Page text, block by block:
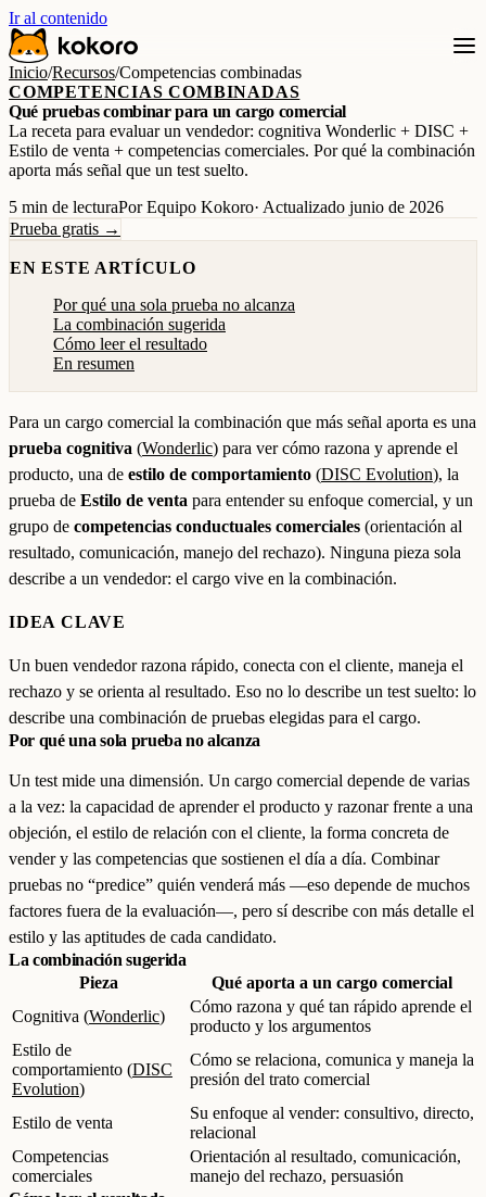
Ir al contenido
Inicio/Recursos/Competencias combinadas
COMPETENCIAS COMBINADAS
Qué pruebas combinar para un cargo comercial
La receta para evaluar un vendedor: cognitiva Wonderlic + DISC +
Estilo de venta + competencias comerciales. Por qué la combinación
aporta más señal que un test suelto.
5 min de lecturaPor Equipo Kokoro· Actualizado junio de 2026
Prueba gratis →
EN ESTE ARTÍCULO
Por qué una sola prueba no alcanza
La combinación sugerida
Cómo leer el resultado
En resumen
Para un cargo comercial la combinación que más señal aporta es una
prueba cognitiva (Wonderlic) para ver cómo razona y aprende el
producto, una de estilo de comportamiento (DISC Evolution), la
prueba de Estilo de venta para entender su enfoque comercial, y un
grupo de competencias conductuales comerciales (orientación al
resultado, comunicación, manejo del rechazo). Ninguna pieza sola
describe a un vendedor: el cargo vive en la combinación.
IDEA CLAVE
Un buen vendedor razona rápido, conecta con el cliente, maneja el
rechazo y se orienta al resultado. Eso no lo describe un test suelto: lo
describe una combinación de pruebas elegidas para el cargo.
Por qué una sola prueba no alcanza
Un test mide una dimensión. Un cargo comercial depende de varias
a la vez: la capacidad de aprender el producto y razonar frente a una
objeción, el estilo de relación con el cliente, la forma concreta de
vender y las competencias que sostienen el día a día. Combinar
pruebas no “predice” quién venderá más —eso depende de muchos
factores fuera de la evaluación—, pero sí describe con más detalle el
estilo y las aptitudes de cada candidato.
La combinación sugerida
Pieza
Qué aporta a un cargo comercial
Cognitiva (Wonderlic)
Cómo razona y qué tan rápido aprende el
producto y los argumentos
Estilo de
comportamiento (DISC
Evolution)
Cómo se relaciona, comunica y maneja la
presión del trato comercial
Estilo de venta
Su enfoque al vender: consultivo, directo,
relacional
Competencias
comerciales
Orientación al resultado, comunicación,
manejo del rechazo, persuasión